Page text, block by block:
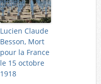
Lucien Claude
Besson, Mort
pour la France
le 15 octobre
1918